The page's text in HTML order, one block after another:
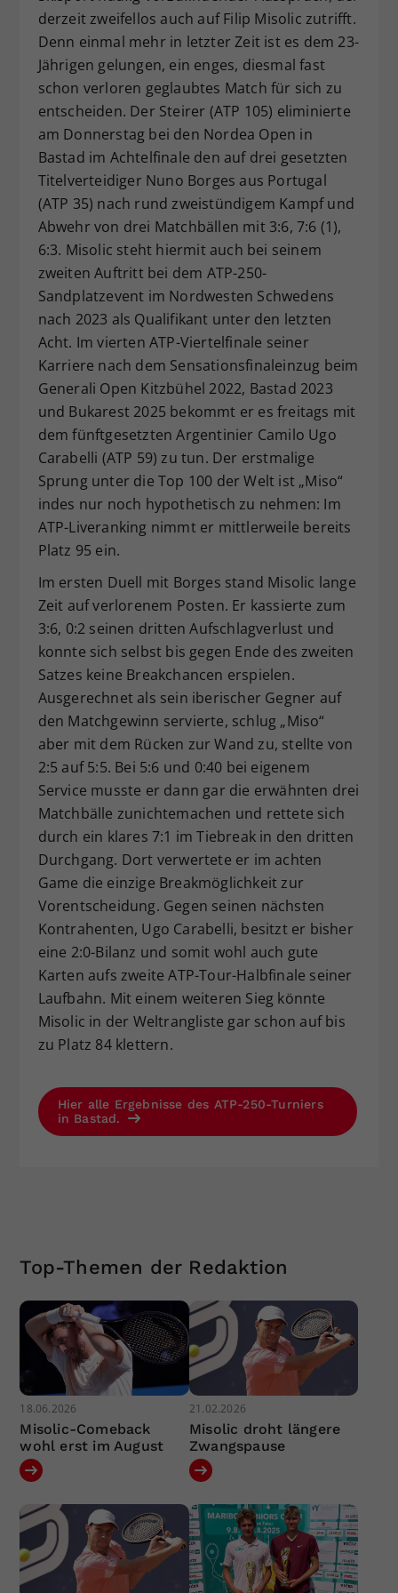
derzeit zweifellos auch auf Filip Misolic zutrifft.
Denn einmal mehr in letzter Zeit ist es dem 23-
Jährigen gelungen, ein enges, diesmal fast
schon verloren geglaubtes Match für sich zu
entscheiden. Der Steirer (ATP 105) eliminierte
am Donnerstag bei den Nordea Open in
Bastad im Achtelfinale den auf drei gesetzten
Titelverteidiger Nuno Borges aus Portugal
(ATP 35) nach rund zweistündigem Kampf und
Abwehr von drei Matchbällen mit 3:6, 7:6 (1),
6:3. Misolic steht hiermit auch bei seinem
zweiten Auftritt bei dem ATP-250-
Sandplatzevent im Nordwesten Schwedens
nach 2023 als Qualifikant unter den letzten
Acht. Im vierten ATP-Viertelfinale seiner
Karriere nach dem Sensationsfinaleinzug beim
Generali Open Kitzbühel 2022, Bastad 2023
und Bukarest 2025 bekommt er es freitags mit
dem fünftgesetzten Argentinier Camilo Ugo
Carabelli (ATP 59) zu tun. Der erstmalige
Sprung unter die Top 100 der Welt ist „Miso“
indes nur noch hypothetisch zu nehmen: Im
ATP-Liveranking nimmt er mittlerweile bereits
Platz 95 ein.
Im ersten Duell mit Borges stand Misolic lange
Zeit auf verlorenem Posten. Er kassierte zum
3:6, 0:2 seinen dritten Aufschlagverlust und
konnte sich selbst bis gegen Ende des zweiten
Satzes keine Breakchancen erspielen.
Ausgerechnet als sein iberischer Gegner auf
den Matchgewinn servierte, schlug „Miso“
aber mit dem Rücken zur Wand zu, stellte von
2:5 auf 5:5. Bei 5:6 und 0:40 bei eigenem
Service musste er dann gar die erwähnten drei
Matchbälle zunichtemachen und rettete sich
durch ein klares 7:1 im Tiebreak in den dritten
Durchgang. Dort verwertete er im achten
Game die einzige Breakmöglichkeit zur
Vorentscheidung. Gegen seinen nächsten
Kontrahenten, Ugo Carabelli, besitzt er bisher
eine 2:0-Bilanz und somit wohl auch gute
Karten aufs zweite ATP-Tour-Halbfinale seiner
Laufbahn. Mit einem weiteren Sieg könnte
Misolic in der Weltrangliste gar schon auf bis
zu Platz 84 klettern.
Hier alle Ergebnisse des ATP-250-Turniers
in Bastad.
Top-Themen der Redaktion
18.06.2026
Misolic-Comeback
wohl erst im August
21.02.2026
Misolic droht längere
Zwangspause
Zweck
Dieser Wert speichert Ihre Consent-
Einstellungen. Unter anderem eine
zufällig generierte ID, für die
historische Speicherung Ihrer
vorgenommen Einstellungen, falls der
Webseiten-Betreiber dies eingestellt
hat.